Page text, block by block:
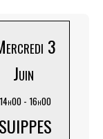
3
Juin
14h00 - 16h00
SUIPPES